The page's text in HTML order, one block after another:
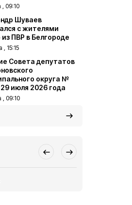
, 09:10
Шуваев
с жителями
из ПВР в Белгороде
, 15:15
Совета депутатов
округа №
июля 2026 года
, 09:10